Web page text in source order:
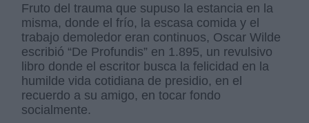
Fruto del trauma que supuso la estancia en la
misma, donde el frío, la escasa comida y el
trabajo demoledor eran continuos, Oscar Wilde
escribió “De Profundis” en 1.895, un revulsivo
libro donde el escritor busca la felicidad en la
humilde vida cotidiana de presidio, en el
recuerdo a su amigo, en tocar fondo
socialmente.